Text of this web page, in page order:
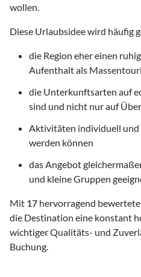
wollen.
Diese Urlaubsidee wird häufig
die Region eher einen
Aufenthalt als
die Unterkunftsarten auf
sind und nicht nur auf
Aktivitäten individuell
werden können
das Angebot
und kleine Gruppen
Mit 17 hervorragend
die Destination eine konstant
wichtiger Qualitäts- und
Buchung.